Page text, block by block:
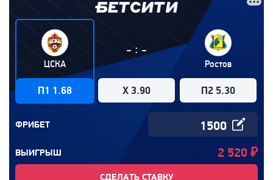
ЦСКА
П1 1.68
- : -
X 3.90
Ростов
П2 5.30
ФРИБЕТ
ВЫИГРЫШ 2 520 ₽
СДЕЛАТЬ СТАВКУ